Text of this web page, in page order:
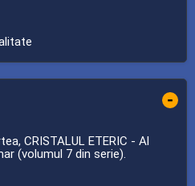
-
CRISTALUL ETERIC - Al
(volumul 7 din serie).